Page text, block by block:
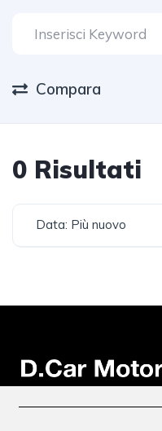
Compara
0 Risultati
Data: Più nuovo